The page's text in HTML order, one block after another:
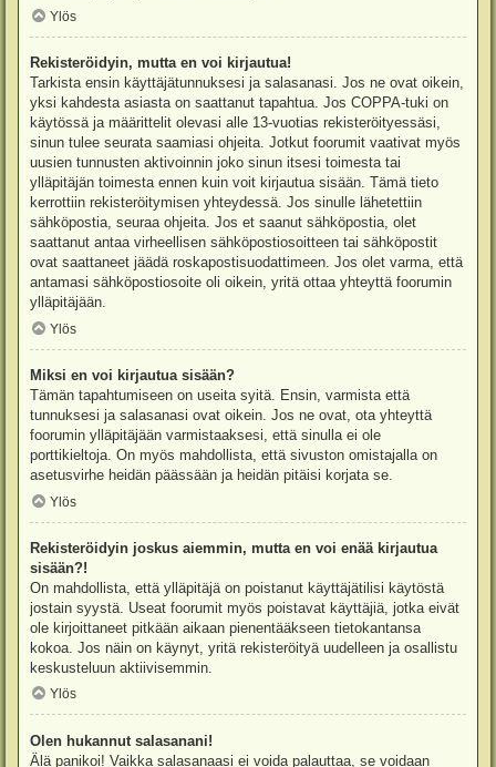
Ylös
Rekisteröidyin, mutta en voi kirjautua!
Tarkista ensin käyttäjätunnuksesi ja salasanasi. Jos ne ovat oikein,
yksi kahdesta asiasta on saattanut tapahtua. Jos COPPA-tuki on
käytössä ja määrittelit olevasi alle 13-vuotias rekisteröityessäsi,
sinun tulee seurata saamiasi ohjeita. Jotkut foorumit vaativat myös
uusien tunnusten aktivoinnin joko sinun itsesi toimesta tai
ylläpitäjän toimesta ennen kuin voit kirjautua sisään. Tämä tieto
kerrottiin rekisteröitymisen yhteydessä. Jos sinulle lähetettiin
sähköpostia, seuraa ohjeita. Jos et saanut sähköpostia, olet
saattanut antaa virheellisen sähköpostiosoitteen tai sähköpostit
ovat saattaneet jäädä roskapostisuodattimeen. Jos olet varma, että
antamasi sähköpostiosoite oli oikein, yritä ottaa yhteyttä foorumin
ylläpitäjään.
Ylös
Miksi en voi kirjautua sisään?
Tämän tapahtumiseen on useita syitä. Ensin, varmista että
tunnuksesi ja salasanasi ovat oikein. Jos ne ovat, ota yhteyttä
foorumin ylläpitäjään varmistaaksesi, että sinulla ei ole
porttikieltoja. On myös mahdollista, että sivuston omistajalla on
asetusvirhe heidän päässään ja heidän pitäisi korjata se.
Ylös
Rekisteröidyin joskus aiemmin, mutta en voi enää kirjautua
sisään?!
On mahdollista, että ylläpitäjä on poistanut käyttäjätilisi käytöstä
jostain syystä. Useat foorumit myös poistavat käyttäjiä, jotka eivät
ole kirjoittaneet pitkään aikaan pienentääkseen tietokantansa
kokoa. Jos näin on käynyt, yritä rekisteröityä uudelleen ja osallistu
keskusteluun aktiivisemmin.
Ylös
Olen hukannut salasanani!
Älä panikoi! Vaikka salasanaasi ei voida palauttaa, se voidaan